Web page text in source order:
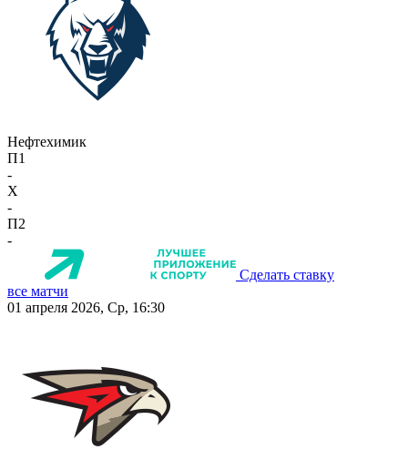
Нефтехимик
П1
-
X
-
П2
-
Сделать ставку
все матчи
01 апреля 2026, Ср, 16:30